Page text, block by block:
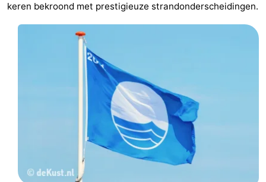
Evenementen
keren bekroond met prestigieuze strandonderscheidingen.